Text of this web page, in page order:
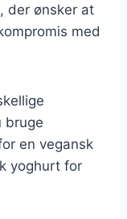
der ønsker at
med
bruge
en vegansk
yoghurt for